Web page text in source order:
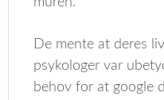
De mente at deres
psykologer var
behov for at google